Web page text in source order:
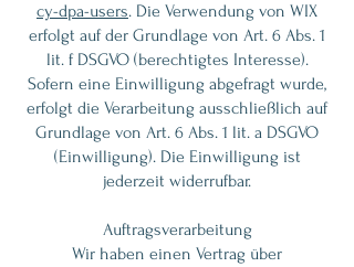
cy-dpa-users. Die Verwendung von WIX
erfolgt auf der Grundlage von Art. 6 Abs. 1
lit. f DSGVO (berechtigtes Interesse).
Sofern eine Einwilligung abgefragt wurde,
erfolgt die Verarbeitung ausschließlich auf
Grundlage von Art. 6 Abs. 1 lit. a DSGVO
(Einwilligung). Die Einwilligung ist
jederzeit widerrufbar.
Auftragsverarbeitung
Wir haben einen Vertrag über